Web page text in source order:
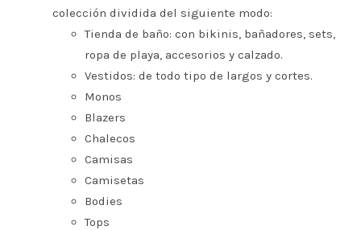
colección dividida del siguiente modo:
Tienda de baño: con bikinis, bañadores, sets,
ropa de playa, accesorios y calzado.
Vestidos: de todo tipo de largos y cortes.
Monos
Blazers
Chalecos
Camisas
Camisetas
Bodies
Tops